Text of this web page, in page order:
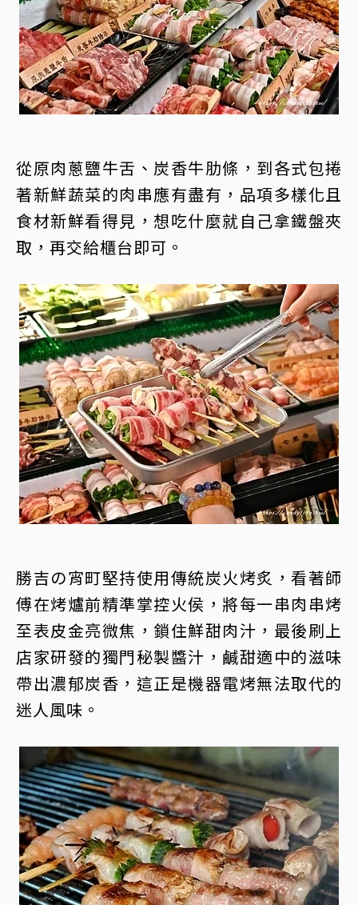
從原肉蔥鹽牛舌、炭香牛肋條，到各式包捲
著新鮮蔬菜的肉串應有盡有，品項多樣化且
食材新鮮看得見，想吃什麼就自己拿鐵盤夾
取，再交給櫃台即可。
勝吉の宵町堅持使用傳統炭火烤炙，看著師
傅在烤爐前精準掌控火侯，將每一串肉串烤
至表皮金亮微焦，鎖住鮮甜肉汁，最後刷上
店家研發的獨門秘製醬汁，鹹甜適中的滋味
帶出濃郁炭香，這正是機器電烤無法取代的
迷人風味。